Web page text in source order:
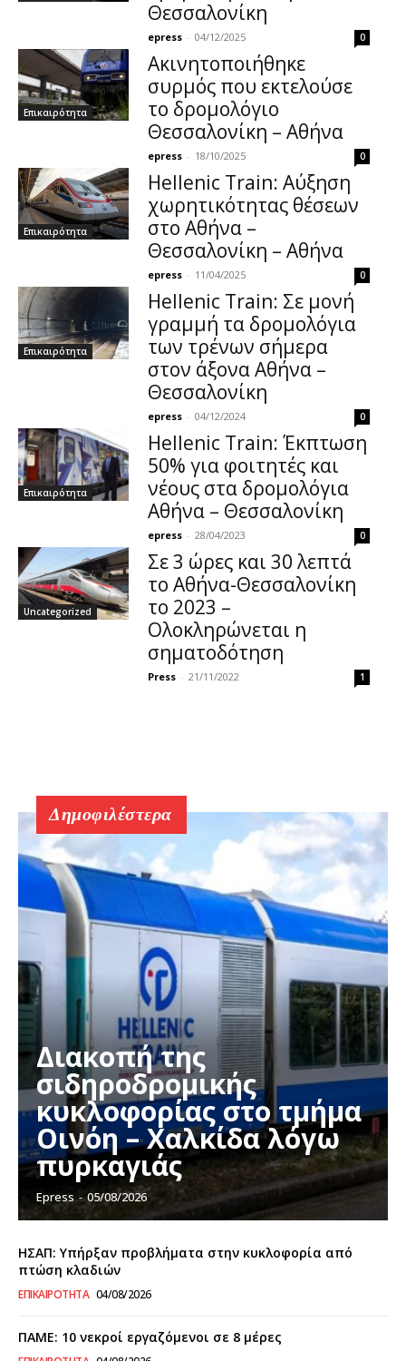
Θεσσαλονίκη
epress - 04/12/2025 0
Επικαιρότητα
Ακινητοποιήθηκε
συρμός που εκτελούσε
το δρομολόγιο
Θεσσαλονίκη – Αθήνα
epress - 18/10/2025 0
Επικαιρότητα
Hellenic Train: Αύξηση
χωρητικότητας θέσεων
στο Αθήνα –
Θεσσαλονίκη – Αθήνα
epress - 11/04/2025 0
Επικαιρότητα
Hellenic Train: Σε μονή
γραμμή τα δρομολόγια
των τρένων σήμερα
στον άξονα Αθήνα –
Θεσσαλονίκη
epress - 04/12/2024 0
Επικαιρότητα
Hellenic Train: Έκπτωση
50% για φοιτητές και
νέους στα δρομολόγια
Αθήνα – Θεσσαλονίκη
epress - 28/04/2023 0
Uncategorized
Σε 3 ώρες και 30 λεπτά
το Αθήνα-Θεσσαλονίκη
το 2023 –
Ολοκληρώνεται η
σηματοδότηση
Press - 21/11/2022 1
Δημοφιλέστερα
Διακοπή της
σιδηροδρομικής
κυκλοφορίας στο τμήμα
Οινόη – Χαλκίδα λόγω
πυρκαγιάς
Epress - 05/08/2026
ΗΣΑΠ: Υπήρξαν προβλήματα στην κυκλοφορία από
πτώση κλαδιών
ΕΠΙΚΑΙΡΌΤΗΤΑ 04/08/2026
ΠΑΜΕ: 10 νεκροί εργαζόμενοι σε 8 μέρες